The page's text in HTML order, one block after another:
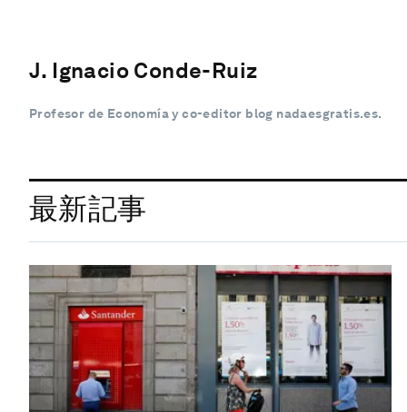
J. Ignacio Conde-Ruiz
Profesor de Economía y co-editor blog nadaesgratis.es.
最新記事